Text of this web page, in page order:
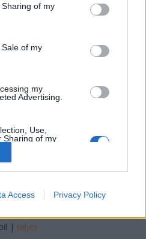
behaviour. You may click to
and its third-party tags to
purposes in below Google
of my
of my
my
Advertising.
Use,
Sharing of my
collected.
cookies on web or
Access Privacy Policy
chiptuning céghez vinni?
azt mutatja, hogy
Ugyanis
szinten chiptuninggal,
TDI motorok
az felkészült
BEÁLLÍTÁSOK MÓDOSÍTÁSA
| teljes